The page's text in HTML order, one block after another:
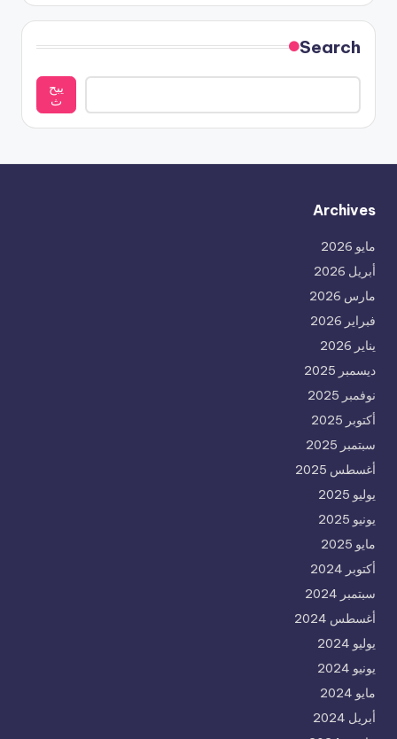
Search
يبح
ث
Archives
مايو 2026
أبريل 2026
مارس 2026
فبراير 2026
يناير 2026
ديسمبر 2025
نوفمبر 2025
أكتوبر 2025
سبتمبر 2025
أغسطس 2025
يوليو 2025
يونيو 2025
مايو 2025
أكتوبر 2024
سبتمبر 2024
أغسطس 2024
يوليو 2024
يونيو 2024
مايو 2024
أبريل 2024